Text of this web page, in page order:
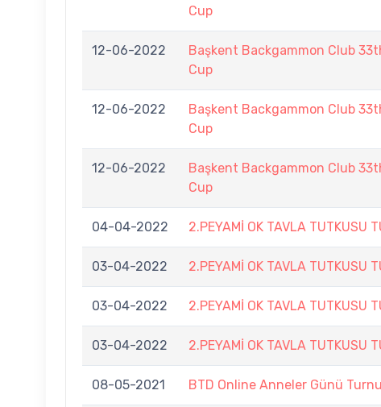
Cup
12-06-2022
Başkent Backgammon Club
Cup
12-06-2022
Başkent Backgammon Club
Cup
12-06-2022
Başkent Backgammon Club
Cup
04-04-2022 2.PEYAMİ OK TAVLA TUTKUSU
03-04-2022 2.PEYAMİ OK TAVLA TUTKUSU
03-04-2022 2.PEYAMİ OK TAVLA TUTKUSU
03-04-2022 2.PEYAMİ OK TAVLA TUTKUSU
08-05-2021 BTD Online Anneler Günü